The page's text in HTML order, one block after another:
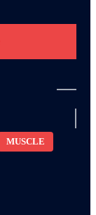
MUSCLE